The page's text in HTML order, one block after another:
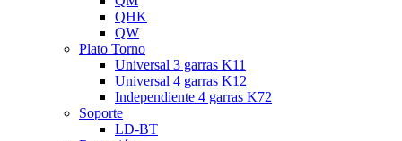
QHK
QW
Plato Torno
Universal 3 garras K11
Universal 4 garras K12
Independiente 4 garras K72
Soporte
LD-BT